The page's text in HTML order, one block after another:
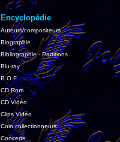
Encyclopédie
Auteurs/compositeurs
Biographie
Bibliographie - Partitions
Blu-ray
B.O.F.
CD Rom
CD Vidéo
Clips Vidéo
Coin collectionneurs
Concerts